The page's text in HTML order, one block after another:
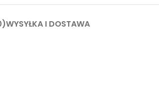
WYSYŁKA I DOSTAWA